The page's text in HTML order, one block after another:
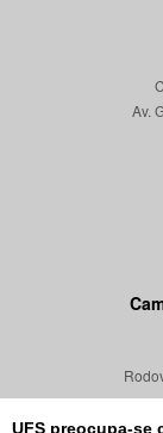
UFS preocupa-se
Av.